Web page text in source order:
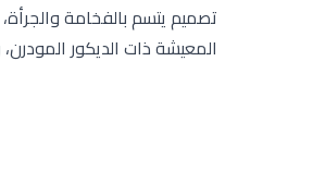
تصميم يتسم بالفخامة
المعيشة ذات الديكور